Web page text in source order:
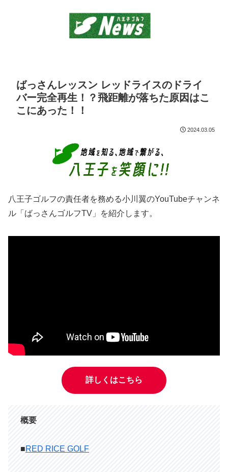
ばっさんレッスン レッドライスのドライ
バー完全再生！？飛距離が落ちた原因はこ
こにあった！！
2024.03.05
八王子ゴルフの責任者を務める小川翼のYouTubeチャンネ
ル「ばっさんゴルフTV」を紹介します。
詳しくはこちら
概要
■RED RICE GOLF